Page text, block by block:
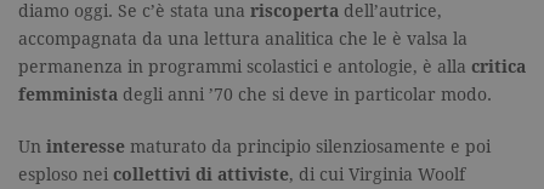
diamo oggi. Se c’è stata una riscoperta dell’autrice,
accompagnata da una lettura analitica che le è valsa la
permanenza in programmi scolastici e antologie, è alla critica
femminista degli anni ’70 che si deve in particolar modo.
Un interesse maturato da principio silenziosamente e poi
esploso nei collettivi di attiviste, di cui Virginia Woolf
pagina.
cookie è
associato a